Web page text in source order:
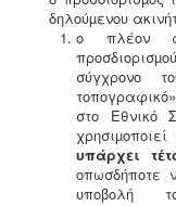
Κτηματολόγιο
αποφευχθεί η
δήλωση
δηλούµενου
ο πλέον
σύγχρονο
στο Εθνικό
υπάρχει
οπωσδήποτε
υποβολή